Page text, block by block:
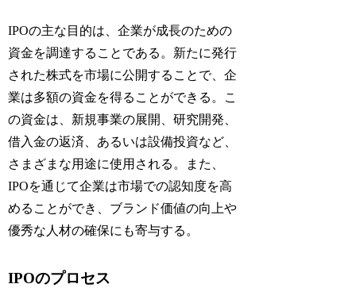
IPOの主な目的は、企業が成長のための
資金を調達することである。新たに発行
された株式を市場に公開することで、企
業は多額の資金を得ることができる。こ
の資金は、新規事業の展開、研究開発、
借入金の返済、あるいは設備投資など、
さまざまな用途に使用される。また、
IPOを通じて企業は市場での認知度を高
めることができ、ブランド価値の向上や
優秀な人材の確保にも寄与する。
IPOのプロセス